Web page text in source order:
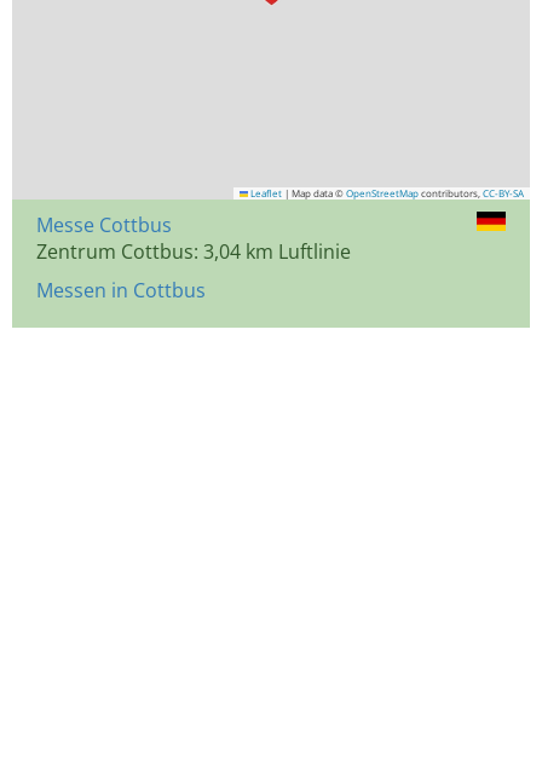
Leaflet | Map data © OpenStreetMap contributors, CC-BY-SA
Messe Cottbus
Zentrum Cottbus: 3,04 km Luftlinie
Messen in Cottbus